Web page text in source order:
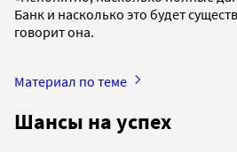
Банк и насколько это будет
говорит она.
Материал по теме
Шансы на успех